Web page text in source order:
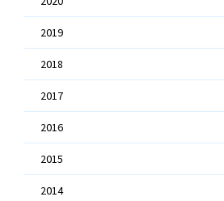
2019
2018
2017
2016
2015
2014